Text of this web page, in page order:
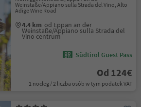
Weinstaße/Appiano sulla Strada del Vino, Alto
Adige Wine Road
4.4 km od Eppan an der
Weinstaße/Appiano sulla Strada del
Vino centrum
Südtirol Guest Pass
Od 124€
1 nocleg / 2 liczba osób w tym podatek VAT